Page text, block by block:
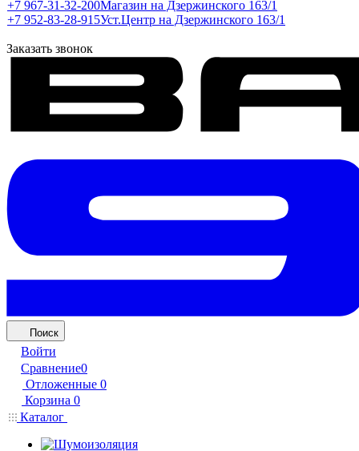
+7 967-31-32-200Магазин на Дзержинского 163/1
+7 952-83-28-915Уст.Центр на Дзержинского 163/1
Заказать звонок
Поиск
Войти
Сравнение0
Отложенные 0
Корзина 0
Каталог